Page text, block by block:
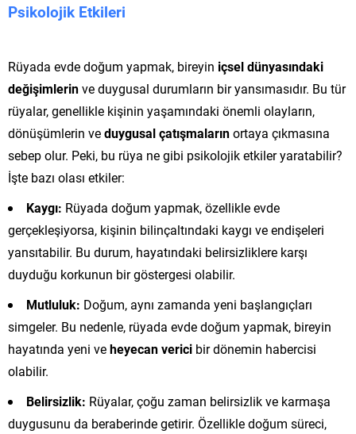
Psikolojik Etkileri
Rüyada evde doğum yapmak, bireyin içsel dünyasındaki
değişimlerinve duygusal durumların bir yansımasıdır. Bu tür
rüyalar, genellikle kişinin yaşamındaki önemli olayların,
dönüşümlerin veduygusal çatışmalarınortaya çıkmasına
sebep olur. Peki, bu rüya ne gibi psikolojik etkiler yaratabilir?
İşte bazı olası etkiler:
Kaygı: Rüyada doğum yapmak, özellikle evde
gerçekleşiyorsa, kişinin bilinçaltındaki kaygı ve endişeleri
yansıtabilir. Bu durum, hayatındaki belirsizliklere karşı
duyduğu korkunun bir göstergesi olabilir.
Mutluluk: Doğum, aynı zamanda yeni başlangıçları
simgeler. Bu nedenle, rüyada evde doğum yapmak, bireyin
hayatında yeni veheyecan verici bir dönemin habercisi
olabilir.
Belirsizlik: Rüyalar, çoğu zaman belirsizlik ve karmaşa
duygusunu da beraberinde getirir. Özellikle doğum süreci,